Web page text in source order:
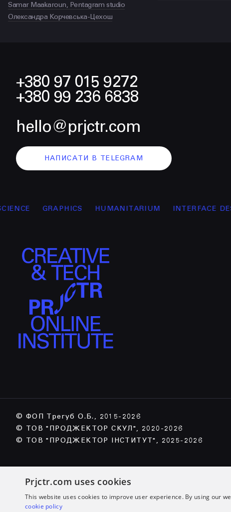
Samar Maakaroun, Pentagram studio
Олександра Корчевська-Цехош
+380 97 015 9272
+380 99 236 6838
hello@prjctr.com
НАПИСАТИ В TELEGRAM
GRAPHICS HUMANITARIUM INTERFACE DESIGN
© ФОП Трегуб О.Б., 2015-2026
© ТОВ "ПРОДЖЕКТОР СКУЛ", 2020-2026
© ТОВ "ПРОДЖЕКТОР ІНСТИТУТ", 2025-2026
Prjctr.com uses cookies
This website uses cookies to improve user experience. By using our
cookie policy